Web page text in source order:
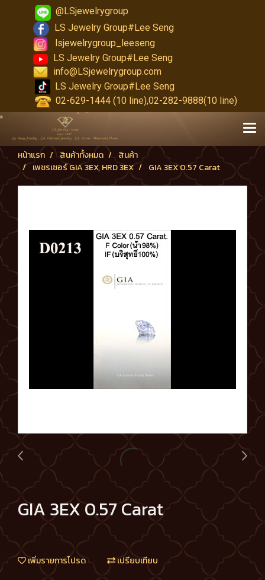
@LSjewelrygroup
LS Jewelry Group#Lee Seng
lsjewelrygroup_leeseng
LS Jewelry Group#Lee Seng
info@LSjewelrygroup.com
LS Jewelry Group#Lee Seng
02-629-1444 (10 line),02-282-9888(10 line)
หน้าแรก สินค้าทั้งหมด
สินค้า
เพชรเซอร์ GIA 3EX, HRD 3EX
GIA 3EX 0.57 Carat
GIA 3EX 0.57 Carat
เพิ่มรายการโปรด เปรียบเทียบ